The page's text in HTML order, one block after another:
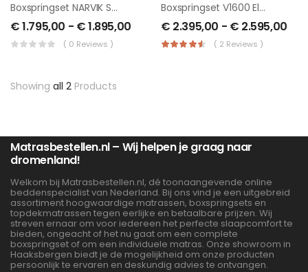
Boxspringset NARVIK Set Incl Hoofd En Voetbord
€1.795,00 - €1.895,00
( 0 Reviews )
Boxspringset V1600 Elektrisch Verstelbaar -kompleet Incl Splittopper
€ 2.395,00 - € 2.595,00
( 2 Reviews )
Showing all 2 Products
Matrasbestellen.nl – Wij helpen je graag naar
dromenland!
Welkom bij Matrasbestellen.nl, dé toonaangevende online
beddenspecialist van Nederland. Bij ons vind je een uitgebreid
assortiment hoogwaardige matrassen, boxspringsets en
topdekmatrassen tegen eerlijke en betaalbare prijzen. Wij
streven ernaar om voor iedereen het perfecte slaapcomfort te
bieden, ongeacht of het nu gaat om een complete
boxspringset of om een individuele matras. Onze showroom in
Haaksbergen biedt je de mogelijkheid om onze producten
persoonlijk te ervaren en deskundig advies te ontvangen.